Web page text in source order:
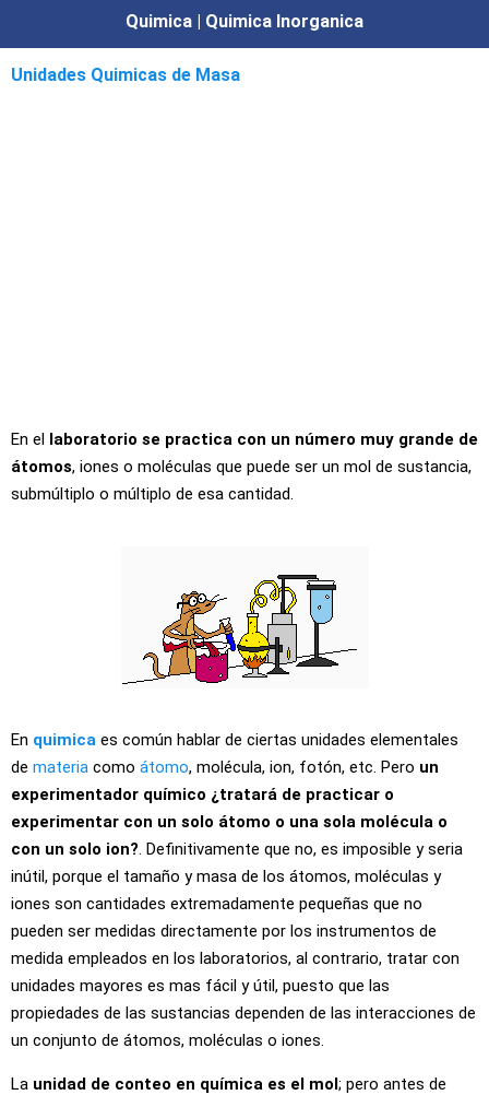
Quimica | Quimica Inorganica
Unidades Quimicas de Masa
En el laboratorio se practica con un número muy grande de
átomos, iones o moléculas que puede ser un mol de sustancia,
submúltiplo o múltiplo de esa cantidad.
En quimica es común hablar de ciertas unidades elementales
de materia como átomo, molécula, ion, fotón, etc. Pero un
experimentador químico ¿tratará de practicar o
experimentar con un solo átomo o una sola molécula o
con un solo ion?. Definitivamente que no, es imposible y seria
inútil, porque el tamaño y masa de los átomos, moléculas y
iones son cantidades extremadamente pequeñas que no
pueden ser medidas directamente por los instrumentos de
medida empleados en los laboratorios, al contrario, tratar con
unidades mayores es mas fácil y útil, puesto que las
propiedades de las sustancias dependen de las interacciones de
un conjunto de átomos, moléculas o iones.
La unidad de conteo en química es el mol; pero antes de